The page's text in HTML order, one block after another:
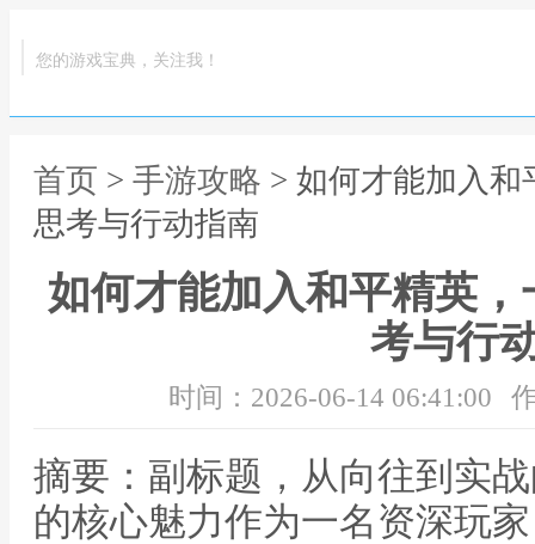
您的游戏宝典，关注我！
首页 > 手游攻略 > 如何才能加入
思考与行动指南
如何才能加入和平精英
考与行
时间：2026-06-14 06:41:00
摘要：副标题，从向往到实
的核心魅力作为一名资深玩